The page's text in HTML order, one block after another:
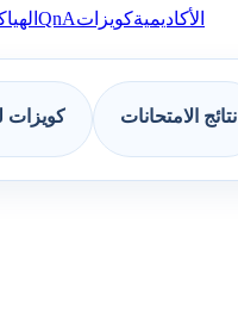
الأكاديميةكويزاتQnA
نتائج الامتحانات كويزات